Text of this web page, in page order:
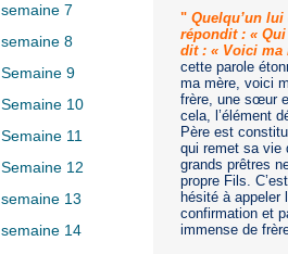
"Quelqu’un lui
répondit : «
dit : « Voici ma
cette parole
ma mère, voici
frère, une sœur
cela, l’élément
Père est
qui remet sa vie
grands prêtres
propre Fils.
hésité à appeler
confirmation et
immense de
semaine 7
semaine 8
Semaine 9
Semaine 10
Semaine 11
Semaine 12
semaine 13
semaine 14